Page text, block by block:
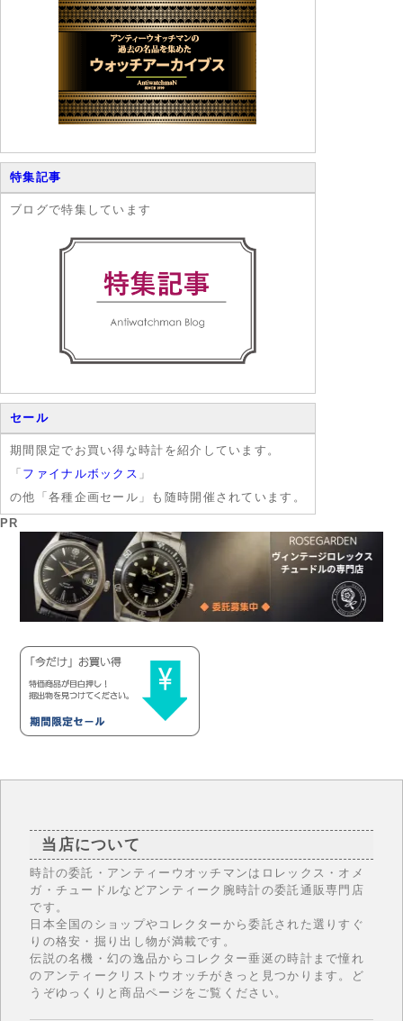
特集記事
ブログで特集しています
セール
期間限定でお買い得な時計を紹介しています。
「 ファイナルボックス 」
の他「各種企画セール」も随時開催されています。
PR
当店について
時計の委託・アンティーウオッチマンはロレックス・オメ
ガ・チュードルなどアンティーク腕時計の委託通販専門店
です。
日本全国のショップやコレクターから委託された選りすぐ
りの格安・掘り出し物が満載です。
伝説の名機・幻の逸品からコレクター垂涎の時計まで憧れ
のアンティークリストウオッチがきっと見つかります。ど
うぞゆっくりと商品ページをご覧ください。